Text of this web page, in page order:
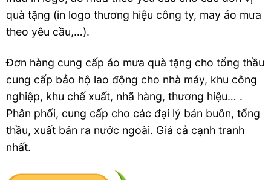
quà tặng (in logo thương hiệu công ty, may áo mưa
theo yêu cầu,…).
Đơn hàng cung cấp áo mưa quà tặng cho tổng thầu
cung cấp bảo hộ lao động cho nhà máy, khu công
nghiệp, khu chế xuất, nhã hàng, thương hiệu… .
Phân phối, cung cấp cho các đại lý bán buôn, tổng
thầu, xuất bán ra nước ngoài. Giá cả cạnh tranh
nhất.